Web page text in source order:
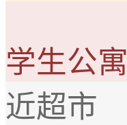
学生公寓
近超市